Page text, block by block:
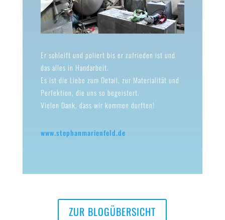
Er schleift und poliert bis er zufrieden ist und
das alles in Handarbeit.
Es ist die Liebe zum Detail, zur Materialität und
Perfektion, die uns so begeistert.
Vielen Dank, dass wir kommen durften!
www.stephanmarienfeld.de
ZUR BLOGÜBERSICHT